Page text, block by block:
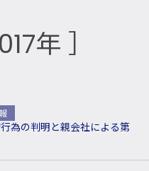
年 ］
為の判明と親会社による第